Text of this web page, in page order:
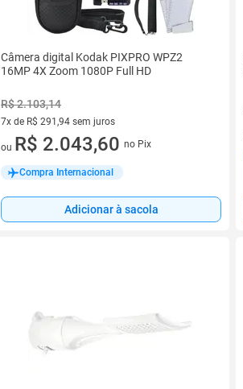
Câmera digital Kodak PIXPRO WPZ2
16MP 4X Zoom 1080P Full HD
R$ 2.103,14
7x de R$ 291,94 sem juros
7 vez de R$ 291,94 sem juros
ou R$ 2.043,60 no Pix
Compra Internacional
Adicionar à sacola